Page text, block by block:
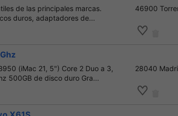
de las principales marcas.
duros, adaptadores de...
46900
(iMac 21, 5") Core 2 Duo a 3,
500GB de disco duro Gra...
28040